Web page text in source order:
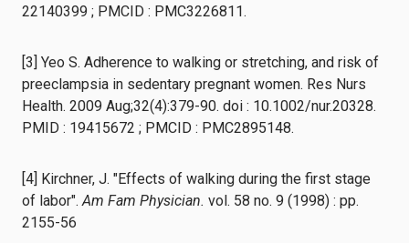
22140399 ; PMCID : PMC3226811.
[3] Yeo S. Adherence to walking or stretching, and risk of
preeclampsia in sedentary pregnant women. Res Nurs
Health. 2009 Aug;32(4):379-90. doi : 10.1002/nur.20328.
PMID : 19415672 ; PMCID : PMC2895148.
[4] Kirchner, J. "Effects of walking during the first stage
of labor".Am Fam Physician. vol. 58 no. 9 (1998) : pp.
2155-56